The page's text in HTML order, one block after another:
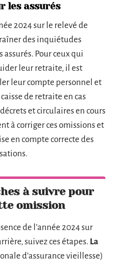
les assurés
2024 sur le relevé de
des inquiétudes
assurés. Pour ceux qui
leur retraite, il est
leur compte personnel et
de retraite en cas
et circulaires en cours
à corriger ces omissions et
en compte correcte des
à suivre pour
omission
de l’année 2024 sur
suivez ces étapes. La
d’assurance vieillesse)